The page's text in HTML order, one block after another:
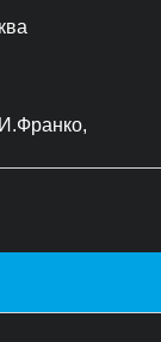
И.Франко,